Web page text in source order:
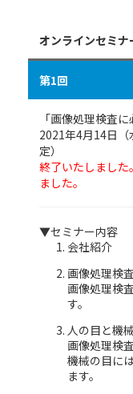
オンラインセミナ
第1回
「画像処理検査
2021年4月14日
定）
終了いたしまし
ました。
▼セミナー内容
会社紹介
画像処理検
画像処理検
す。
人の目と機
画像処理検
機械の目に
ます。